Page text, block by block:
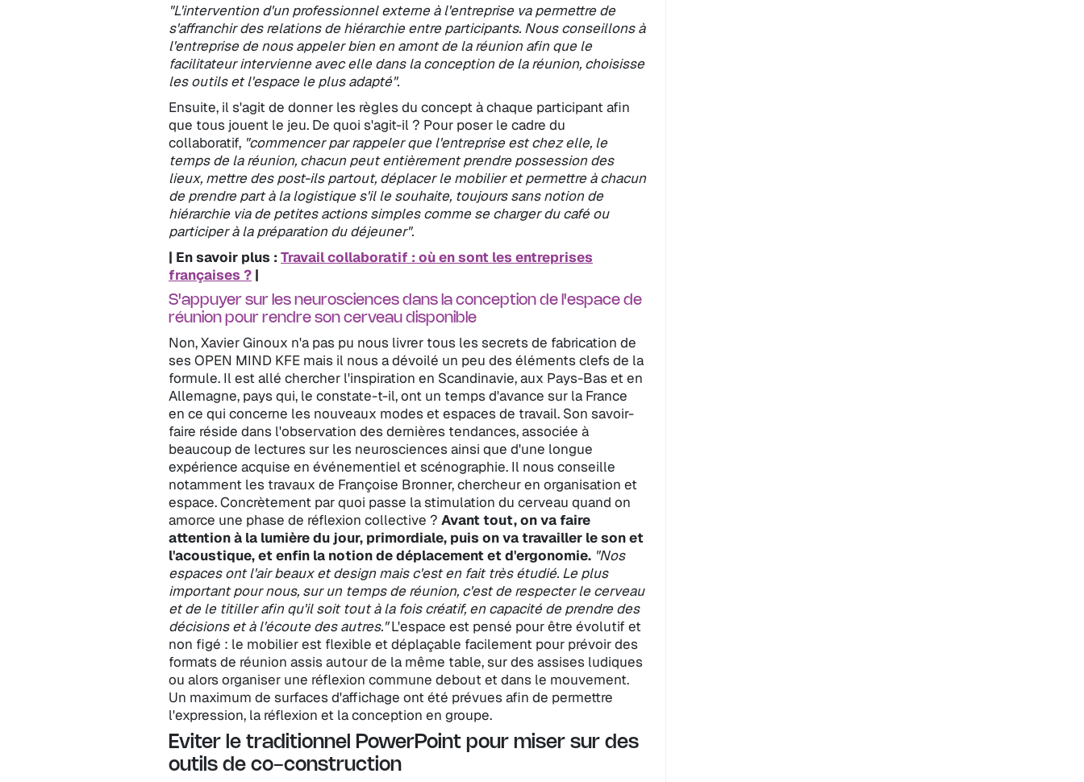
"L'intervention d'un professionnel externe à l'entreprise va permettre de
s'affranchir des relations de hiérarchie entre participants. Nous conseillons à
l'entreprise de nous appeler bien en amont de la réunion afin que le
facilitateur intervienne avec elle dans la conception de la réunion, choisisse
les outils et l'espace le plus adapté".
Ensuite, il s'agit de donner les règles du concept à chaque participant afin
que tous jouent le jeu. De quoi s'agit-il ? Pour poser le cadre du
collaboratif, "commencer par rappeler que l'entreprise est chez elle, le
temps de la réunion, chacun peut entièrement prendre possession des
lieux, mettre des post-ils partout, déplacer le mobilier et permettre à chacun
de prendre part à la logistique s'il le souhaite, toujours sans notion de
hiérarchie via de petites actions simples comme se charger du café ou
participer à la préparation du déjeuner".
| En savoir plus : Travail collaboratif : où en sont les entreprises
françaises ? |
S'appuyer sur les neurosciences dans la conception de l'espace de
réunion pour rendre son cerveau disponible
Non, Xavier Ginoux n'a pas pu nous livrer tous les secrets de fabrication de
ses OPEN MIND KFE mais il nous a dévoilé un peu des éléments clefs de la
formule. Il est allé chercher l'inspiration en Scandinavie, aux Pays-Bas et en
Allemagne, pays qui, le constate-t-il, ont un temps d'avance sur la France
en ce qui concerne les nouveaux modes et espaces de travail. Son savoir-
faire réside dans l'observation des dernières tendances, associée à
beaucoup de lectures sur les neurosciences ainsi que d'une longue
expérience acquise en événementiel et scénographie. Il nous conseille
notamment les travaux de Françoise Bronner, chercheur en organisation et
espace. Concrètement par quoi passe la stimulation du cerveau quand on
amorce une phase de réflexion collective ? Avant tout, on va faire
attention à la lumière du jour, primordiale, puis on va travailler le son et
l'acoustique, et enfin la notion de déplacement et d'ergonomie. "Nos
espaces ont l'air beaux et design mais c'est en fait très étudié. Le plus
important pour nous, sur un temps de réunion, c'est de respecter le cerveau
et de le titiller afin qu'il soit tout à la fois créatif, en capacité de prendre des
décisions et à l'écoute des autres."L'espace est pensé pour être évolutif et
non figé : le mobilier est flexible et déplaçable facilement pour prévoir des
formats de réunion assis autour de la même table, sur des assises ludiques
ou alors organiser une réflexion commune debout et dans le mouvement.
Un maximum de surfaces d'affichage ont été prévues afin de permettre
l'expression, la réflexion et la conception en groupe.
Eviter le traditionnel PowerPoint pour miser sur des
outils de co-construction